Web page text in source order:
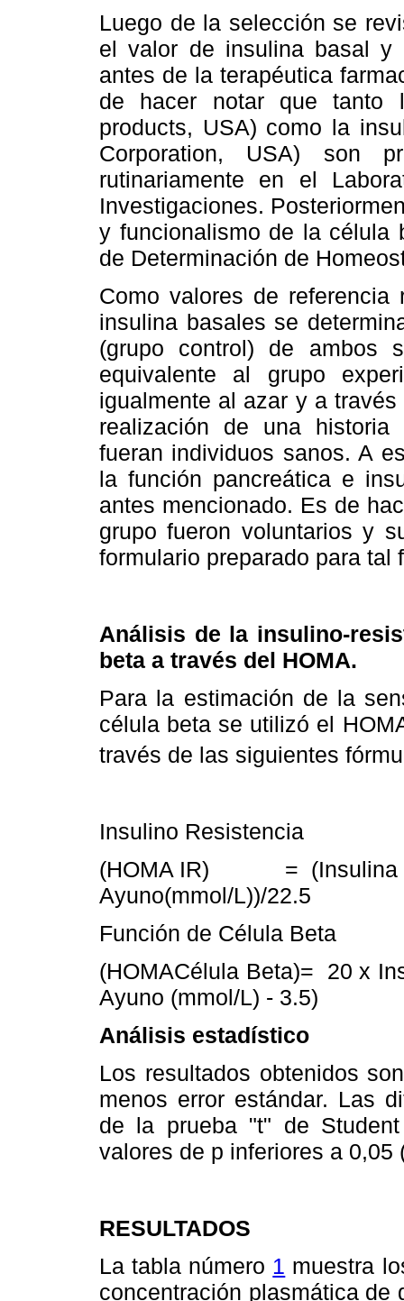
Luego de la selección se
el valor de insulina basal y
antes de la terapéutica
de hacer notar que tanto
products, USA) como la
Corporation, USA) son
rutinariamente en el
Investigaciones.
y funcionalismo de la célula
de Determinación de
Como valores de
insulina basales se
(grupo control) de ambos
equivalente al grupo
igualmente al azar y a
realización de una
fueran individuos sanos. A
la función pancreática e
antes mencionado. Es de
grupo fueron voluntarios y
formulario preparado para tal
Análisis de la insulino-
beta a través del HOMA.
Para la estimación de la
célula beta se utilizó el
través de las siguientes
Insulino Resistencia
(HOMA IR) = (Insulina en
Ayuno(mmol/L))/22.5
Función de Célula Beta
(HOMACélula Beta)= 20 x
Ayuno (mmol/L) - 3.5)
Análisis estadístico
Los resultados obtenidos
menos error estándar. Las
de la prueba "t" de Student
valores de p inferiores a 0,05
RESULTADOS
La tabla número 1 muestra
concentración plasmática de